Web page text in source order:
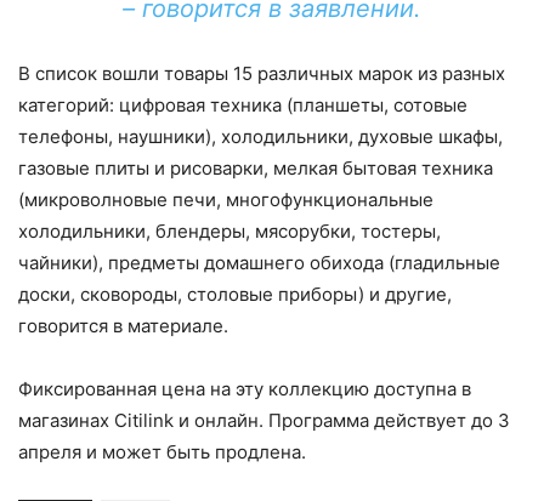
– говорится в заявлении.
В список вошли товары 15 различных марок из разных
категорий: цифровая техника (планшеты, сотовые
телефоны, наушники), холодильники, духовые шкафы,
газовые плиты и рисоварки, мелкая бытовая техника
(микроволновые печи, многофункциональные
холодильники, блендеры, мясорубки, тостеры,
чайники), предметы домашнего обихода (гладильные
доски, сковороды, столовые приборы) и другие,
говорится в материале.
Фиксированная цена на эту коллекцию доступна в
магазинах Citilink и онлайн. Программа действует до 3
апреля и может быть продлена.